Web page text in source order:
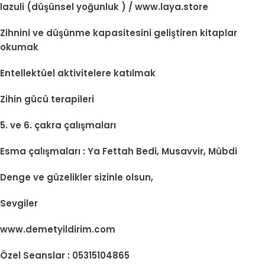
lazuli (düşünsel yoğunluk ) / www.laya.store
Zihnini ve düşünme kapasitesini geliştiren kitaplar
okumak
Entellektüel aktivitelere katılmak
Zihin gücü terapileri
5. ve 6. çakra çalışmaları
Esma çalışmaları : Ya Fettah Bedi, Musavvir, Mübdi
Denge ve güzelikler sizinle olsun,
Sevgiler
www.demetyildirim.com
Özel Seanslar : 05315104865